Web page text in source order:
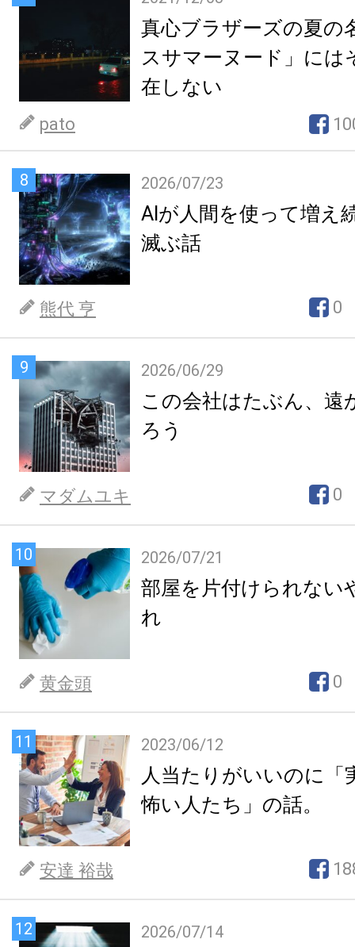
真心ブラザーズの夏の
スサマーヌード」には
在しない
pato
8 2026/07/23
AIが人間を使って増え
滅ぶ話
熊代 亨 0
9 2026/06/29
この会社はたぶん、遠
ろう
マダムユキ 0
10 2026/07/21
部屋を片付けられない
れ
黄金頭 0
11 2023/06/12
人当たりがいいのに「
怖い人たち」の話。
安達 裕哉
12 2026/07/14